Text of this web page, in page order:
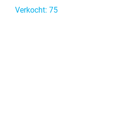
Verkocht: 75